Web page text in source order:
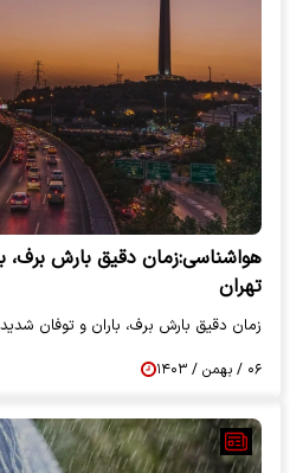
هواشناسی:زمان دقیق بارش برف،
تهران
زمان دقیق بارش برف، باران و توفان
۰۶ / بهمن / ۱۴۰۳